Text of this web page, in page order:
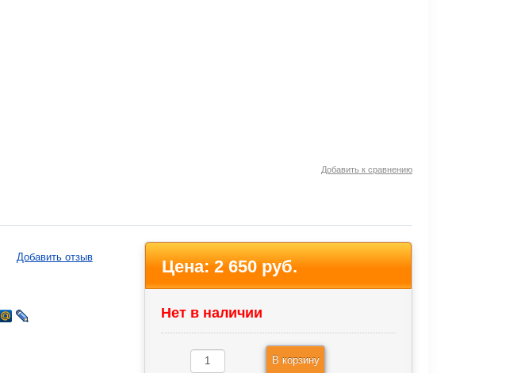
Добавить к сравнению
Добавить отзыв Цена: 2 650 руб.
Нет в наличии
В корзину